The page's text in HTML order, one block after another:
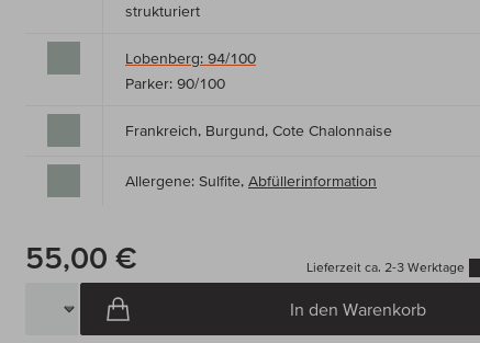
strukturiert
Lobenberg: 94/100
Parker: 90/100
Frankreich, Burgund, Cote Chalonnaise
Allergene: Sulfite, Abfüllerinformation
55,00 € Lieferzeit ca. 2-3 Werktage
In den Warenkorb